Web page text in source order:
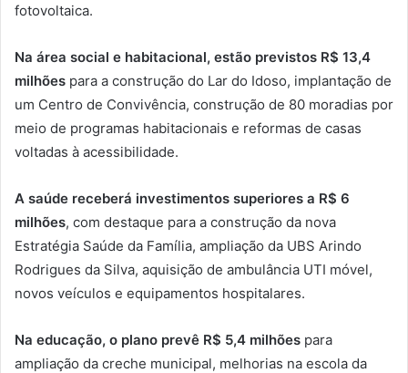
fotovoltaica.
Na área social e habitacional, estão previstos R$ 13,4
milhões para a construção do Lar do Idoso, implantação de
um Centro de Convivência, construção de 80 moradias por
meio de programas habitacionais e reformas de casas
voltadas à acessibilidade.
A saúde receberá investimentos superiores a R$ 6
milhões, com destaque para a construção da nova
Estratégia Saúde da Família, ampliação da UBS Arindo
Rodrigues da Silva, aquisição de ambulância UTI móvel,
novos veículos e equipamentos hospitalares.
Na educação, o plano prevê R$ 5,4 milhões para
ampliação da creche municipal, melhorias na escola da